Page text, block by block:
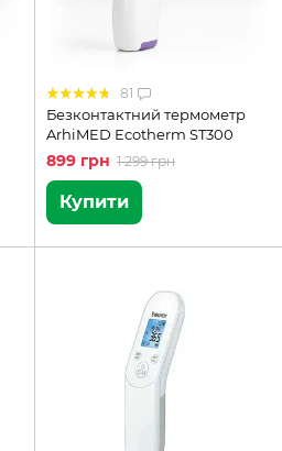
81
Безконтактний термометр
ArhiMED Ecotherm ST300
899 грн 1 299 грн
Купити